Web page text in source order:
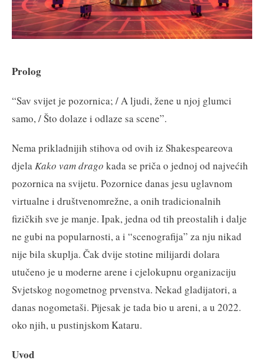
Prolog
“Sav svijet je pozornica; / A ljudi, žene u njoj glumci
samo, / Što dolaze i odlaze sa scene”.
Nema prikladnijih stihova od ovih iz Shakespeareova
djelaKako vam drago kada se priča o jednoj od najvećih
pozornica na svijetu. Pozornice danas jesu uglavnom
virtualne i društvenomrežne, a onih tradicionalnih
fizičkih sve je manje. Ipak, jedna od tih preostalih i dalje
ne gubi na popularnosti, a i “scenografija” za nju nikad
nije bila skuplja. Čak dvije stotine milijardi dolara
utučeno je u moderne arene i cjelokupnu organizaciju
Svjetskog nogometnog prvenstva. Nekad gladijatori, a
danas nogometaši. Pijesak je tada bio u areni, a u 2022.
oko njih, u pustinjskom Kataru.
Uvod